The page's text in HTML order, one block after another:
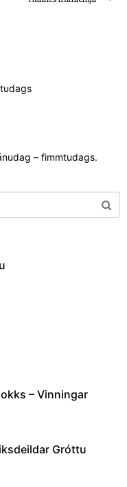
– fimmtudags.
– Vinningar
Gróttu